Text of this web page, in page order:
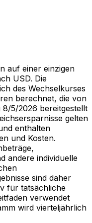
auf einer einzigen
USD. Die
des Wechselkurses
berechnet, die von
8/5/2026 bereitgestellt
gelten
enthalten
und Kosten.
andere individuelle
sind daher
für tatsächliche
verwendet
wird vierteljährlich